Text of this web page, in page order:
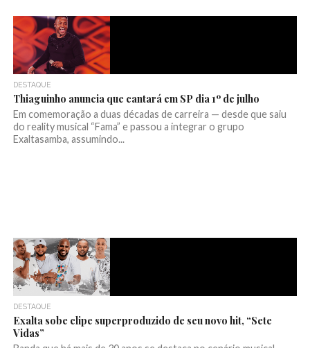
DESTAQUE
Thiaguinho anuncia que cantará em SP dia 1º de julho
Em comemoração a duas décadas de carreira — desde que saiu
do reality musical “Fama” e passou a integrar o grupo
Exaltasamba, assumindo...
DESTAQUE
Exalta sobe clipe superproduzido de seu novo hit, “Sete
Vidas”